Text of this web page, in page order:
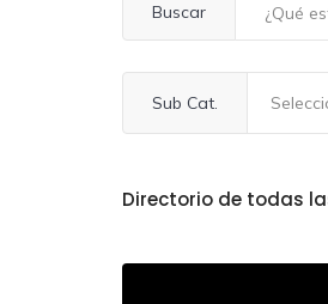
Buscar
Sub Cat.
Directorio de todas